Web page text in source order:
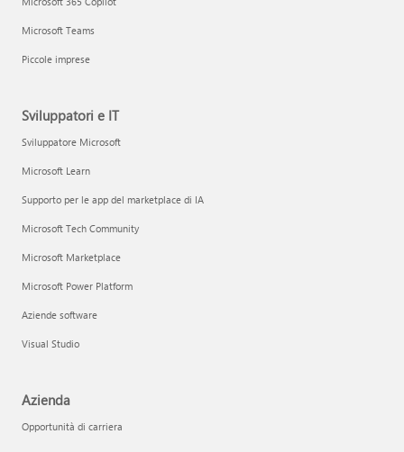
Microsoft Teams
Piccole imprese
Sviluppatori e IT
Sviluppatore Microsoft
Microsoft Learn
Supporto per le app del marketplace di IA
Microsoft Tech Community
Microsoft Marketplace
Microsoft Power Platform
Aziende software
Visual Studio
Azienda
Opportunità di carriera